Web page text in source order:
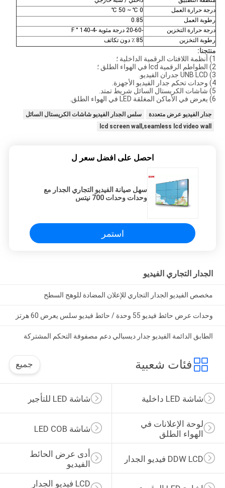
درجة حرارة العمل
0 ℃ ~ 50 ℃
رطوبة العمل
0.85
درجة حرارة التخزين
-20-60 درجة مئوية
-4-140 ° F
رطوبة التخزين
85 ٪ دون تكاثف
منتجنا:
1) أنظمة اللافتات الرقمية الداخلية ؛
2) الطواطم الرقمية lcd في الهواء الطلق ؛
3) UNB LCD جدران الفيديو.
4) وحدات تحكم جدار الفيديو الأجهزة.
5) شاشات الكريستال السائل شريط تمتد.
6) يعرض في الأماكن المغلقة LED في الهواء الطلق.
جدار الفيديو عرض متعددة
سلس الجدار الفيديو شاشات الكريستال السائل
lcd screen wall,seamless lcd video wall
احصل على افضل سعر ل
سهل صيانة الفيديو التجاري الجدار مع
وحدات وحدات 700 نيتس
استمر
الجدار التجاري الفيديو
مخصص الفيديو الجدار التجاري للإعلان المضادة للوهج السطح
وحدات عرض حائط فيديو 55 وحدة / حائط فيديو سلس يعرض 60 هرتز
الطابق الدائمة الفيديو جدار ديسبالي دعم مصفوفة التحكم المشتركة
فئات شعبية جميع
شاشة LED للتأجير شاشة LED داخلية
شاشة LED COB
لوحة الإعلانات في
الهواء الطلق
أدى عرض الحائط
الفيديو
DDW LCD فيديو الجدار
LCD فيديو الجدار